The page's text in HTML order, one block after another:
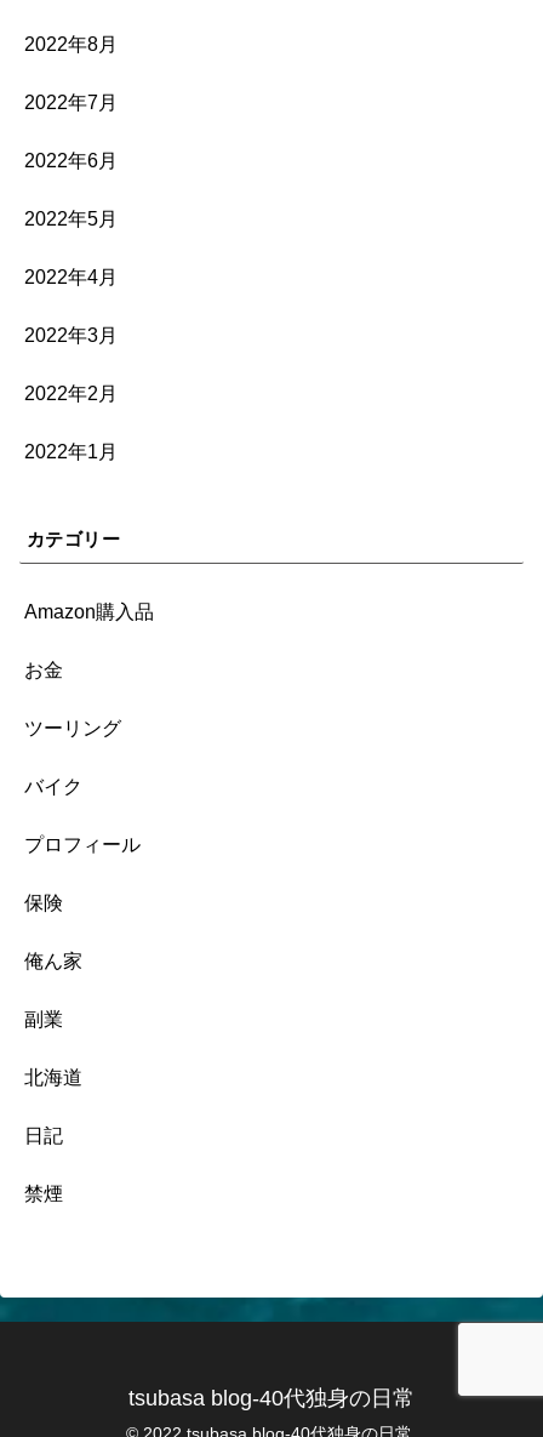
2022年8月
2022年7月
2022年6月
2022年5月
2022年4月
2022年3月
2022年2月
2022年1月
カテゴリー
Amazon購入品
お金
ツーリング
バイク
プロフィール
保険
俺ん家
副業
北海道
日記
禁煙
tsubasa blog-40代独身の日常